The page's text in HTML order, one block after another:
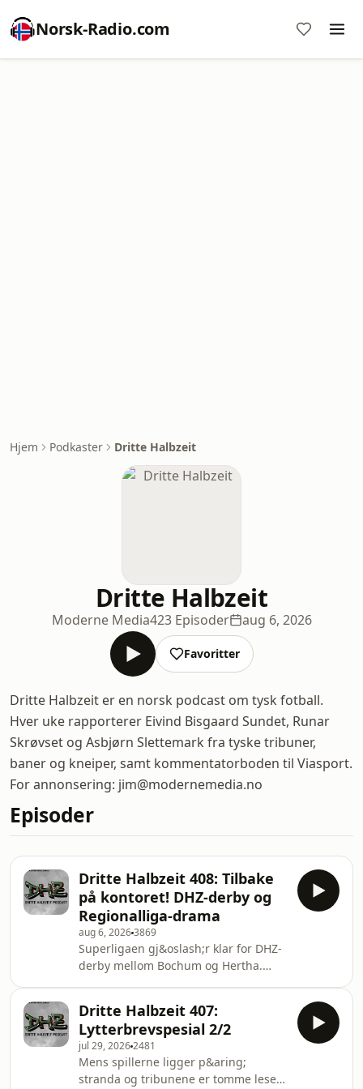
Norsk-Radio.com
Hjem Podkaster Dritte Halbzeit
Dritte Halbzeit
Moderne Media423 Episoder aug 6, 2026
Favoritter
Dritte Halbzeit er en norsk podcast om tysk fotball.
Hver uke rapporterer Eivind Bisgaard Sundet, Runar
Skrøvset og Asbjørn Slettemark fra tyske tribuner,
baner og kneiper, samt kommentatorboden til Viasport.
For annonsering: jim@modernemedia.no
Episoder
Dritte Halbzeit 408: Tilbake
på kontoret! DHZ-derby og
Regionalliga-drama
aug 6, 20263869
Superligaen gj&oslash;r klar for DHZ-
derby mellom Bochum og Hertha.
&aring;ring fra Berlin p&aring; topp.
Tasmania Berlin er tilbake i
Regionalliga, og f&aring;r akkurat
stadion klar til f&oslash;rste
hjemmekamp. 1860 M&uuml;nchen er
Dritte Halbzeit 407:
Lytterbrevspesial 2/2
jul 29, 20262481
Mens spillerne ligger p&aring;
stranda og tribunene er tomme leser